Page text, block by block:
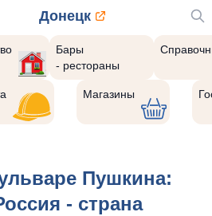
Донецк
Бары
- рестораны
Магазины
Пушкина:
- страна